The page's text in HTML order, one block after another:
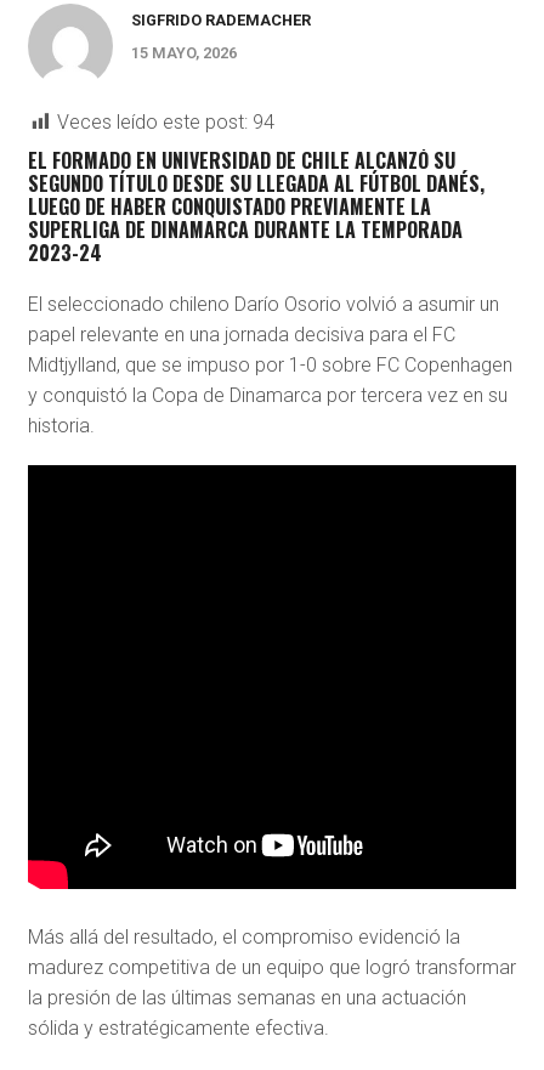
SIGFRIDO RADEMACHER
15 MAYO, 2026
Veces leído este post: 94
EL FORMADO EN UNIVERSIDAD DE CHILE ALCANZÓ SU
SEGUNDO TÍTULO DESDE SU LLEGADA AL FÚTBOL DANÉS,
LUEGO DE HABER CONQUISTADO PREVIAMENTE LA
SUPERLIGA DE DINAMARCA DURANTE LA TEMPORADA
2023-24
El seleccionado chileno Darío Osorio volvió a asumir un
papel relevante en una jornada decisiva para el FC
Midtjylland, que se impuso por 1-0 sobre FC Copenhagen
y conquistó la Copa de Dinamarca por tercera vez en su
historia.
Más allá del resultado, el compromiso evidenció la
madurez competitiva de un equipo que logró transformar
la presión de las últimas semanas en una actuación
sólida y estratégicamente efectiva.